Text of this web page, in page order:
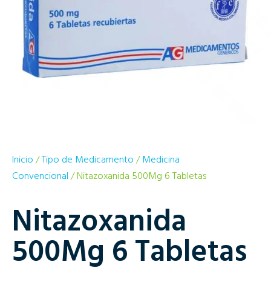
Inicio/Tipo de Medicamento/Medicina
Convencional/ Nitazoxanida 500Mg 6 Tabletas
Nitazoxanida
500Mg 6 Tabletas